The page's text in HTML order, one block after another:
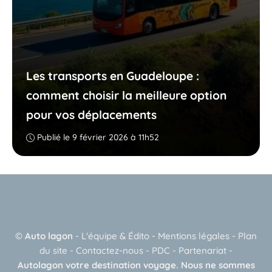
Les transports en Guadeloupe :
comment choisir la meilleure option
pour vos déplacements
Publié le 9 février 2026 à 11h52
© Auto lagon - L'équipe & Édito - Mentions légales - Plan
du site - Contactez-nous - PDC - Partenariat -
Autolagon votre destination voyage. Nous ne sommes